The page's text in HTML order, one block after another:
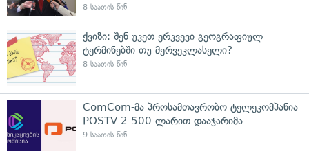
8 საათის წინ
ქვიზი: შენ უკეთ ერკვევი გეოგრაფიულ
ტერმინებში თუ მერვეკლასელი?
8 საათის წინ
ComCom-მა პროსამთავრობო ტელეკომპანია
POSTV 2 500 ლარით დააჯარიმა
9 საათის წინ